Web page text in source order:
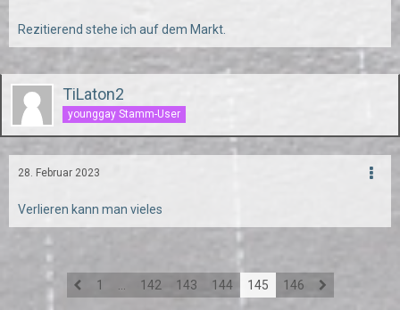
Rezitierend stehe ich auf dem Markt.
TiLaton2
younggay Stamm-User
28. Februar 2023
Verlieren kann man vieles
1 142 143 144 145 146